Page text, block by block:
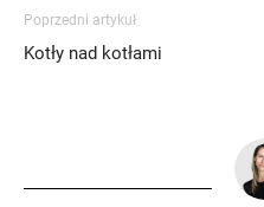
Poprzedni artykuł
Kotły nad kotłami